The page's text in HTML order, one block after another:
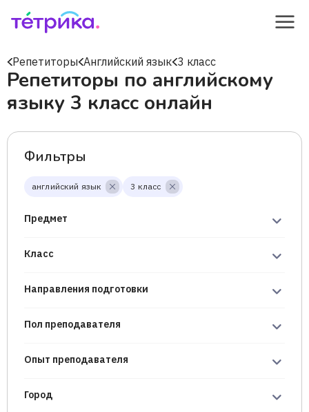
Репетиторы Английский язык 3 класс
Репетиторы по английскому
языку 3 класс онлайн
Фильтры
английский язык 3 класс
Предмет
Класс
Направления подготовки
Пол преподавателя
Опыт преподавателя
Город